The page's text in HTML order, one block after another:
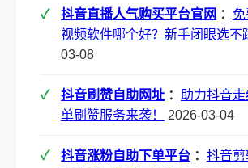
抖音直播人气购买平台官网 ：
视频软件哪个好？新手闭眼选不
03-08
抖音刷赞自助网址 ： 助力抖音
单刷赞服务来袭！
2026-03-04
抖音涨粉自助下单平台 ： 抖音